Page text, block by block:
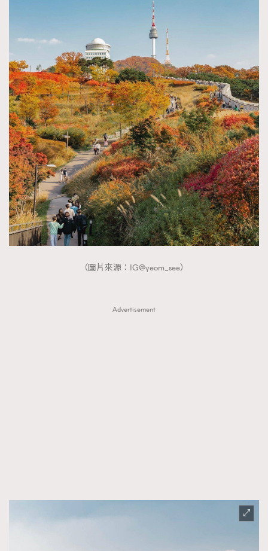
（圖片來源：IG@yeom_see）
Advertisement